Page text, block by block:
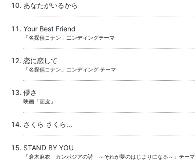
あなたがいるから
Your Best Friend
「名探偵コナン」エンディングテーマ
恋に恋して
「名探偵コナン」エンディング テーマ
儚さ
映画「画皮」
さくら さくら...
STAND BY YOU
「倉木麻衣 カンボジアの詩 ～それが夢のはじまりになる～」テー